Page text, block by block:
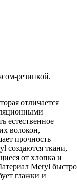
резинкой.
отличается
естественное
волокон,
прочность
создаются ткани,
от хлопка и
Meryl быстро
глажки и